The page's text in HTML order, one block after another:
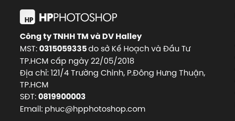
Công ty TNHH TM và DV Halley
MST:0315059335do sở Kế Hoạch và Đầu Tư
TP.HCM cấp ngày 22/05/2018
Địa chỉ: 121/4 Trường Chinh, P.Đông Hưng Thuận,
TP.HCM
SĐT:0819900003
Email: phuc@hpphotoshop.com